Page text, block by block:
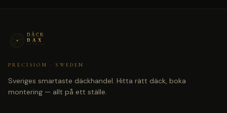
PRECISION · SWEDEN
Sveriges smartaste däckhandel. Hitta rätt däck, boka
montering — allt på ett ställe.